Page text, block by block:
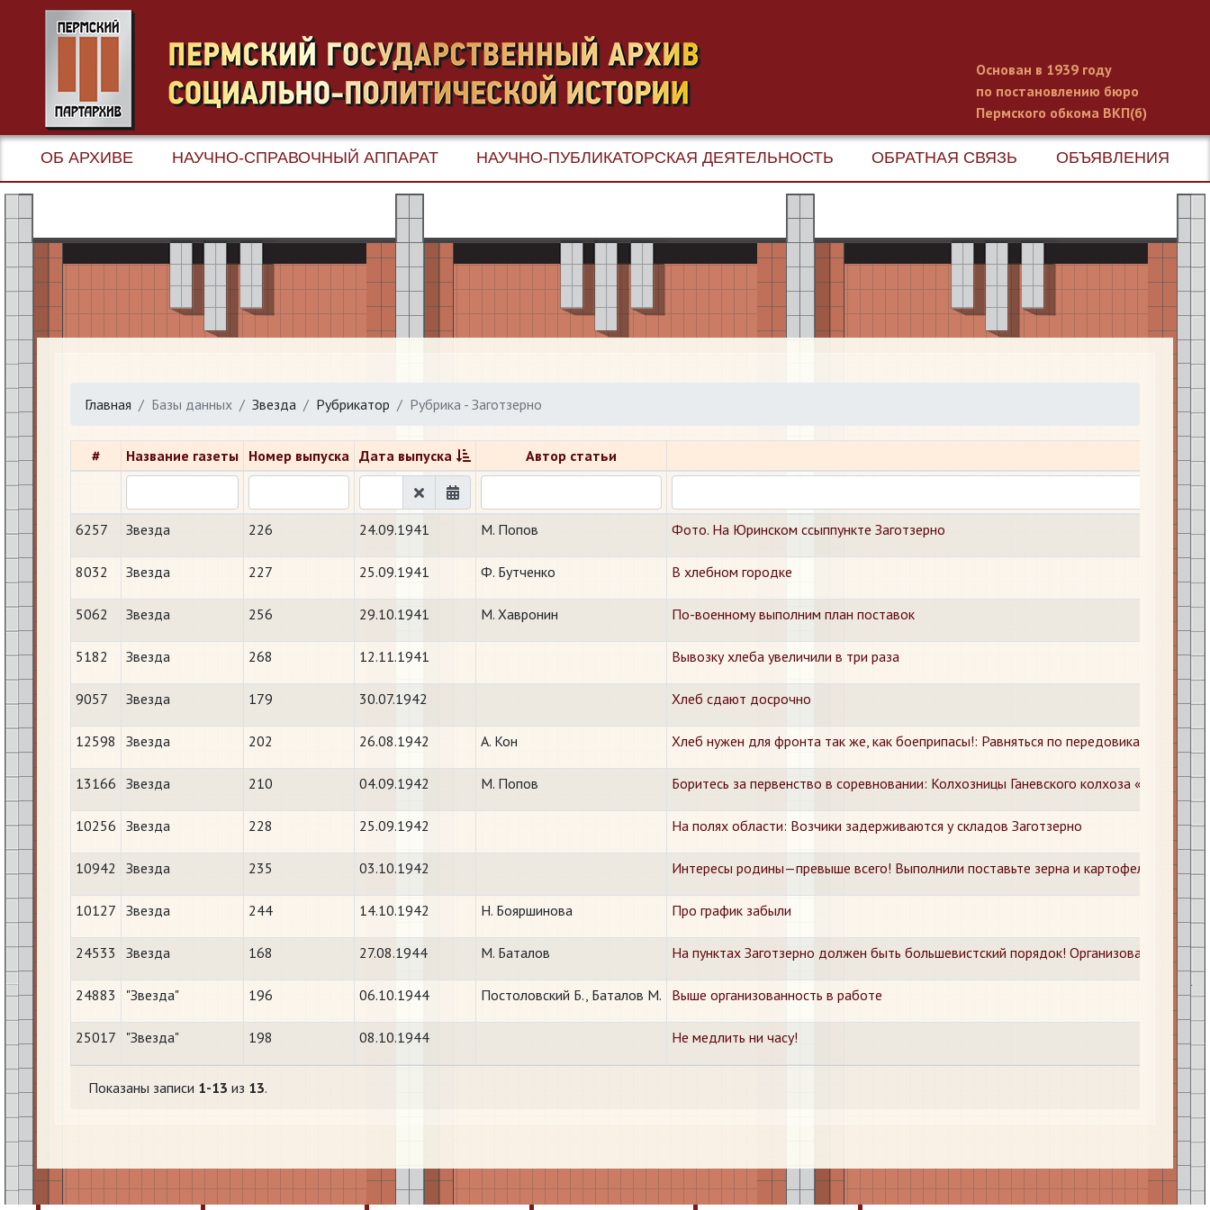
Основан в 1939 году
по постановлению бюро
Пермского обкома ВКП(б)
ОБ АРХИВЕ НАУЧНО-СПРАВОЧНЫЙ АППАРАТ НАУЧНО-ПУБЛИКАТОРСКАЯ ДЕЯТЕЛЬНОСТЬ ОБРАТНАЯ СВЯЗЬ ОБЪЯВЛЕНИЯ
Главная Базы данных Звезда Рубрикатор Рубрика - Заготзерно
# Название газеты Номер выпуска Дата выпуска Автор статьи
6257 Звезда 226 24.09.1941 М. Попов Фото. На Юринском ссыппункте Заготзерно
8032 Звезда 227 25.09.1941 Ф. Бутченко В хлебном городке
5062 Звезда 256 29.10.1941 М. Хавронин По-военному выполним план поставок
5182 Звезда 268 12.11.1941 Вывозку хлеба увеличили в три раза
9057 Звезда 179 30.07.1942 Хлеб сдают досрочно
12598 Звезда 202 26.08.1942 А. Кон ​Хлеб нужен для фронта так же, как боеприпасы!: Равняться по передовикам
13166 Звезда 210 04.09.1942 М. Попов Боритесь за первенство в соревновании: Колхозницы Ганевского колхоза
10256 Звезда 228 25.09.1942 ​На полях области: Возчики задерживаются у складов Заготзерно
10942 Звезда 235 03.10.1942 ​Интересы родины—превыше всего! Выполнили поставьте зерна и картофеля
10127 Звезда 244 14.10.1942 Н. Бояршинова Про график забыли
24533 Звезда 168 27.08.1944 М. Баталов На пунктах Заготзерно должен быть большевистский порядок! Организованно
24883 "Звезда" 196 06.10.1944 Постоловский Б., Баталов М. Выше организованность в работе
25017 "Звезда" 198 08.10.1944 Не медлить ни часу!
Показаны записи 1-13 из 13.